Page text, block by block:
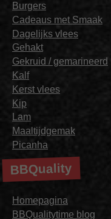
Burgers
Cadeaus met Smaak
Dagelijks vlees
Gehakt
Gekruid / gemarineerd
Kalf
Kerst vlees
Kip
Lam
Maaltijdgemak
Picanha
BBQuality
Homepagina
BBQualitytime blog